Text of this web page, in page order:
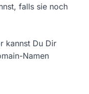
falls sie noch
kannst Du Dir
Namen